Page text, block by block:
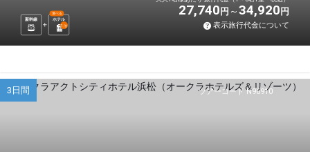
新幹線 ホテル
選べる
1 泊
27,740 円 34,920 円
表示旅行代金について
ツアーコード N96910
3日間